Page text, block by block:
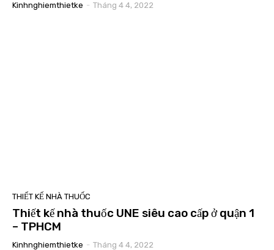
Kinhnghiemthietke - Tháng 4 4, 2022
THIẾT KẾ NHÀ THUỐC
Thiết kế nhà thuốc UNE siêu cao cấp ở quận 1
– TPHCM
Kinhnghiemthietke - Tháng 4 4, 2022